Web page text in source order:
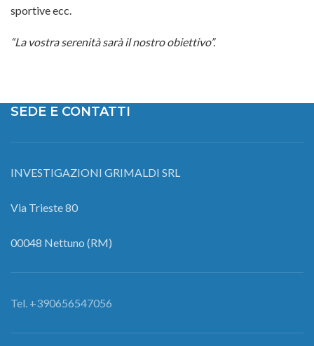
sportive ecc.
“La vostra serenità sarà il nostro obiettivo”.
SEDE E CONTATTI
INVESTIGAZIONI GRIMALDI SRL
Via Trieste 80
00048 Nettuno (RM)
Tel. +390656547056